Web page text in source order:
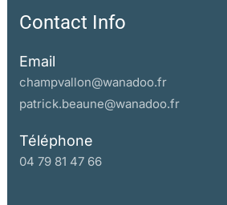
Contact Info
Email
champvallon@wanadoo.fr
patrick.beaune@wanadoo.fr
Téléphone
04 79 81 47 66